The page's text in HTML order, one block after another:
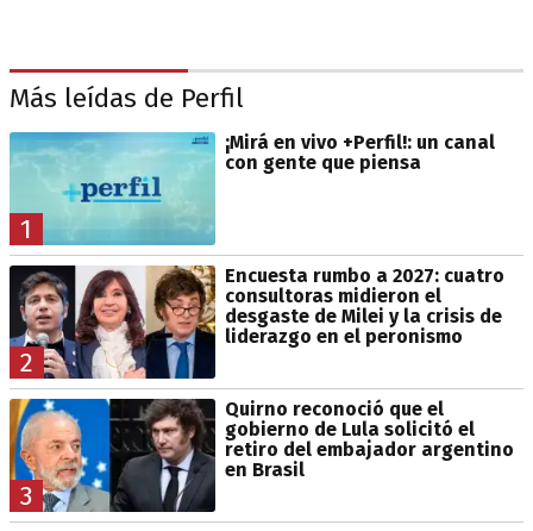
Más leídas de Perfil
1
¡Mirá en vivo +Perfil!: un canal
con gente que piensa
2
Encuesta rumbo a 2027: cuatro
consultoras midieron el
desgaste de Milei y la crisis de
liderazgo en el peronismo
3
Quirno reconoció que el
gobierno de Lula solicitó el
retiro del embajador argentino
en Brasil